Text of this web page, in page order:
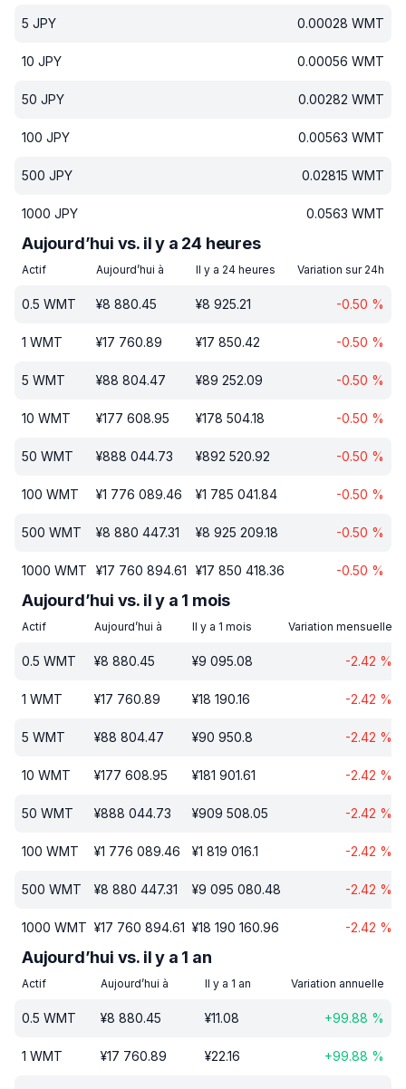
5 JPY 0.00028 WMT
10 JPY 0.00056 WMT
50 JPY 0.00282 WMT
100 JPY 0.00563 WMT
500 JPY 0.02815 WMT
1000 JPY 0.0563 WMT
Aujourd’hui vs. il y a 24 heures
Actif Aujourd’hui à Il y a 24 heures Variation sur 24h
0.5 WMT ¥8 880.45 ¥8 925.21 -0.50 %
1 WMT ¥17 760.89 ¥17 850.42 -0.50 %
5 WMT ¥88 804.47 ¥89 252.09 -0.50 %
10 WMT ¥177 608.95 ¥178 504.18 -0.50 %
50 WMT ¥888 044.73 ¥892 520.92 -0.50 %
100 WMT ¥1 776 089.46 ¥1 785 041.84 -0.50 %
500 WMT ¥8 880 447.31 ¥8 925 209.18 -0.50 %
1000 WMT ¥17 760 894.61 ¥17 850 418.36 -0.50 %
Aujourd’hui vs. il y a 1 mois
Actif Aujourd’hui à Il y a 1 mois Variation mensuelle
0.5 WMT ¥8 880.45 ¥9 095.08 -2.42 %
1 WMT ¥17 760.89 ¥18 190.16 -2.42 %
5 WMT ¥88 804.47 ¥90 950.8 -2.42 %
10 WMT ¥177 608.95 ¥181 901.61 -2.42 %
50 WMT ¥888 044.73 ¥909 508.05 -2.42 %
100 WMT ¥1 776 089.46 ¥1 819 016.1 -2.42 %
500 WMT ¥8 880 447.31 ¥9 095 080.48 -2.42 %
1000 WMT ¥17 760 894.61 ¥18 190 160.96 -2.42 %
Aujourd’hui vs. il y a 1 an
Actif Aujourd’hui à Il y a 1 an Variation annuelle
0.5 WMT ¥8 880.45 ¥11.08 +99.88 %
1 WMT ¥17 760.89 ¥22.16 +99.88 %